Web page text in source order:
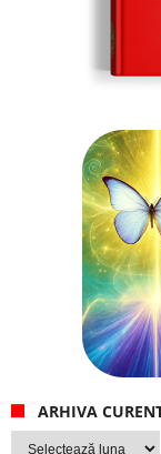
ARHIVA
Arhiva